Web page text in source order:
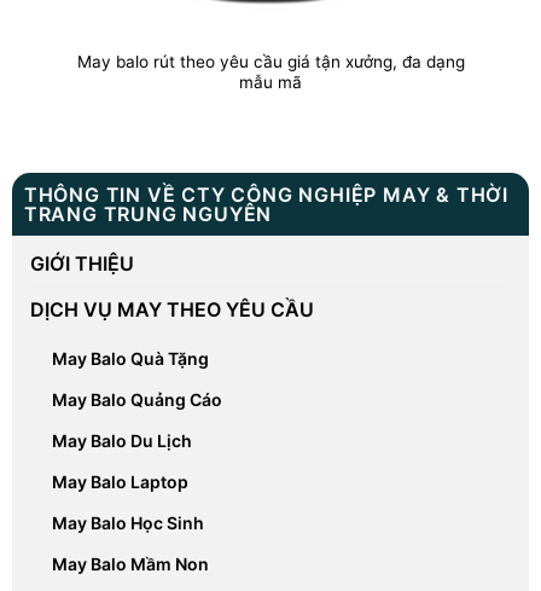
THÔNG TIN VỀ CTY CÔNG NGHIỆP MAY & THỜI
TRANG TRUNG NGUYÊN
GIỚI THIỆU
DỊCH VỤ MAY THEO YÊU CẦU
May Balo Quà Tặng
May Balo Quảng Cáo
May Balo Du Lịch
May Balo Laptop
May Balo Học Sinh
May Balo Mầm Non
May balo rút theo yêu cầu giá tận xưởng, đa dạng
mẫu mã